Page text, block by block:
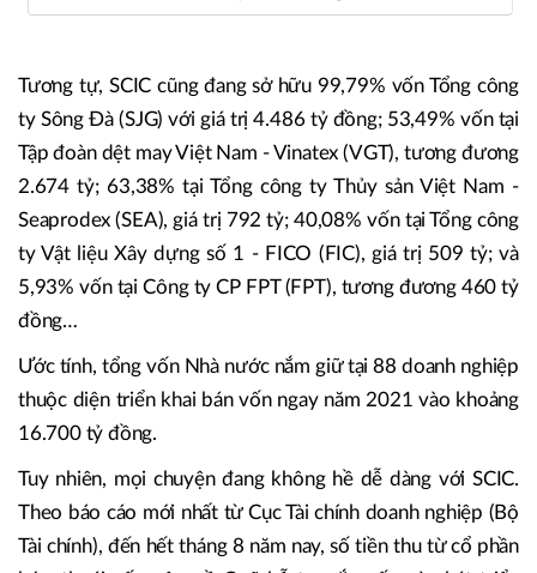
Tương tự, SCIC cũng đang sở hữu 99,79% vốn Tổng công
ty Sông Đà (SJG) với giá trị 4.486 tỷ đồng; 53,49% vốn tại
Tập đoàn dệt may Việt Nam - Vinatex (VGT), tương đương
2.674 tỷ; 63,38% tại Tổng công ty Thủy sản Việt Nam -
Seaprodex (SEA), giá trị 792 tỷ; 40,08% vốn tại Tổng công
ty Vật liệu Xây dựng số 1 - FICO (FIC), giá trị 509 tỷ; và
5,93% vốn tại Công ty CP FPT (FPT), tương đương 460 tỷ
đồng…
Ước tính, tổng vốn Nhà nước nắm giữ tại 88 doanh nghiệp
thuộc diện triển khai bán vốn ngay năm 2021 vào khoảng
16.700 tỷ đồng.
Tuy nhiên, mọi chuyện đang không hề dễ dàng với SCIC.
Theo báo cáo mới nhất từ Cục Tài chính doanh nghiệp (Bộ
Tài chính), đến hết tháng 8 năm nay, số tiền thu từ cổ phần